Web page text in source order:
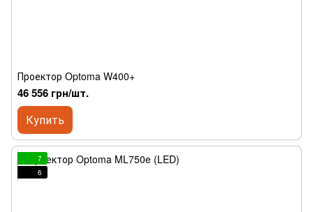
Проектор Optoma W400+
46 556 грн/шт.
Купить
7
6